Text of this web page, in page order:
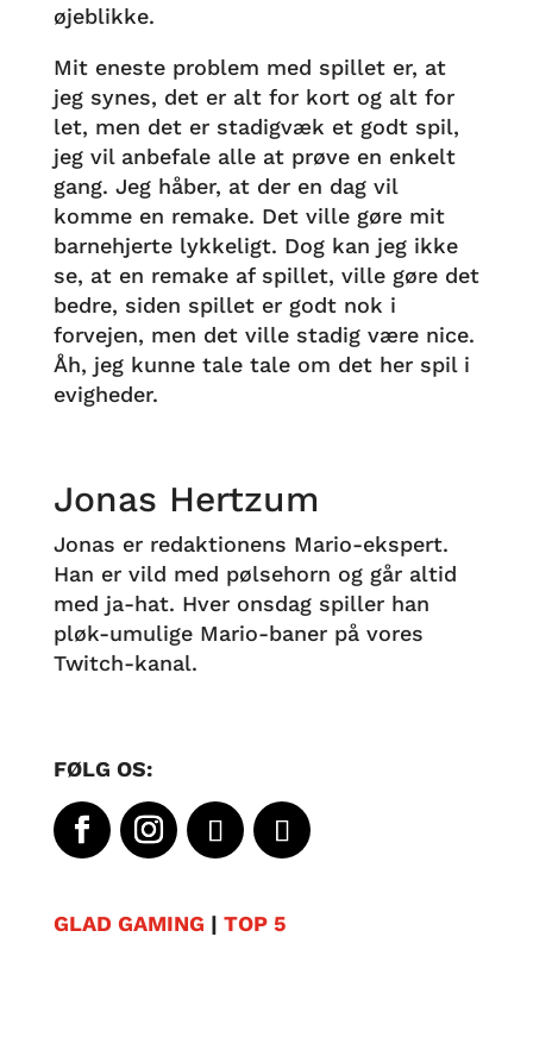
øjeblikke.
Mit eneste problem med spillet er, at
jeg synes, det er alt for kort og alt for
let, men det er stadigvæk et godt spil,
jeg vil anbefale alle at prøve en enkelt
gang. Jeg håber, at der en dag vil
komme en remake. Det ville gøre mit
barnehjerte lykkeligt. Dog kan jeg ikke
se, at en remake af spillet, ville gøre det
bedre, siden spillet er godt nok i
forvejen, men det ville stadig være nice.
Åh, jeg kunne tale tale om det her spil i
evigheder.
Jonas Hertzum
Jonas er redaktionens Mario-ekspert.
Han er vild med pølsehorn og går altid
med ja-hat. Hver onsdag spiller han
pløk-umulige Mario-baner på vores
Twitch-kanal.
FØLG OS:
GLAD GAMING | TOP 5